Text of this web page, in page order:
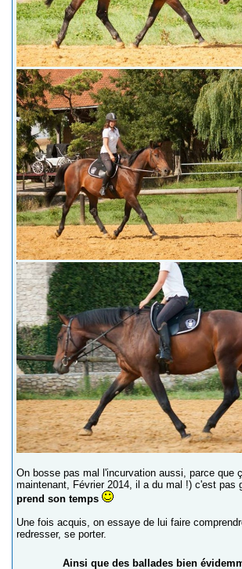
On bosse pas mal l'incurvation aussi, parce que
maintenant, Février 2014, il a du mal !) c'est pas
prend son temps
Une fois acquis, on essaye de lui faire
redresser, se porter.
Ainsi que des ballades bien